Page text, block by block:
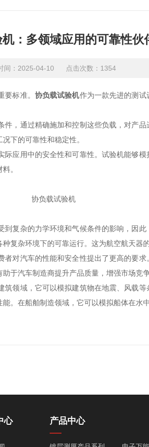
：多领域应用的可靠性伙
间：2025-04-10 点击次数：1354
标准。 协负载试验机作为一款先进的测
通过精确施加和控制这些负载，对产品
下的可靠性和稳定性。
用中的安全性和可靠性。试验机能够模
。
杂的力学环境和气候条件的影响，因此
复杂环境下的可靠运行。这为航空航天器
汽车的性能和安全性提出了更高的要求
于汽车制造商提升产品质量，增强市场竞争
域，它可以模拟建筑物在地震、风载等
。在船舶制造领域，它可以模拟船体在水
心 产品中心